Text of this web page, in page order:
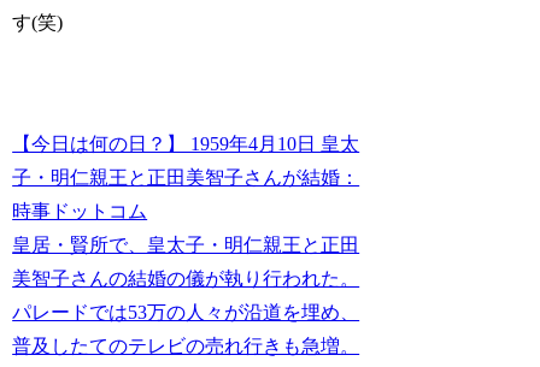
す(笑)
【今日は何の日？】 1959年4月10日 皇太
子・明仁親王と正田美智子さんが結婚：
時事ドットコム
皇居・賢所で、皇太子・明仁親王と正田
美智子さんの結婚の儀が執り行われた。
パレードでは53万の人々が沿道を埋め、
普及したてのテレビの売れ行きも急増。